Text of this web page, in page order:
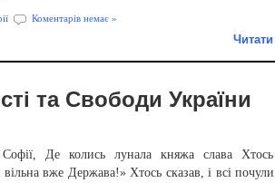
Коментарів немає »
та Свободи України
Де колись лунала княжа слава Хтось
вже Держава!» Хтось сказав, і всі